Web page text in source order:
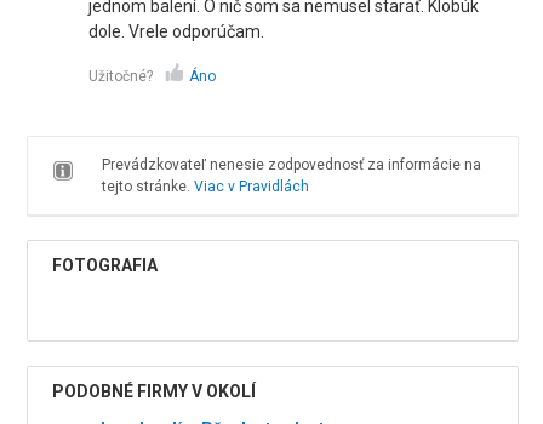
jednom balení. O nič som sa nemusel starať. Klobúk
dole. Vrele odporúčam.
Užitočné? Áno
Prevádzkovateľ nenesie zodpovednosť za informácie na
tejto stránke. Viac v Pravidlách
FOTOGRAFIA
PODOBNÉ FIRMY V OKOLÍ